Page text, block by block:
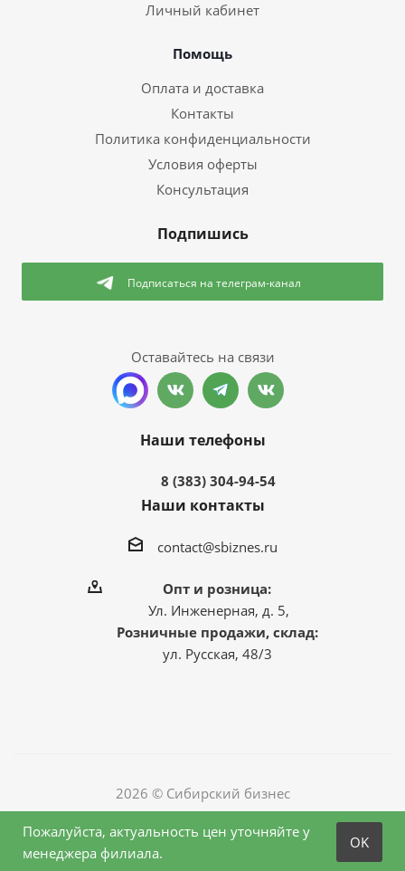
Личный кабинет
Помощь
Оплата и доставка
Контакты
Политика конфиденциальности
Условия оферты
Консультация
Подпишись
Подписаться на телеграм-канал
Оставайтесь на связи
Наши телефоны
8 (383) 304-94-54
Наши контакты
contact@sbiznes.ru
Опт и розница:
Ул. Инженерная, д. 5,
Розничные продажи, склад:
ул. Русская, 48/3
2026 © Сибирский бизнес
Пожалуйста, актуальность цен уточняйте у
менеджера филиала.
OK